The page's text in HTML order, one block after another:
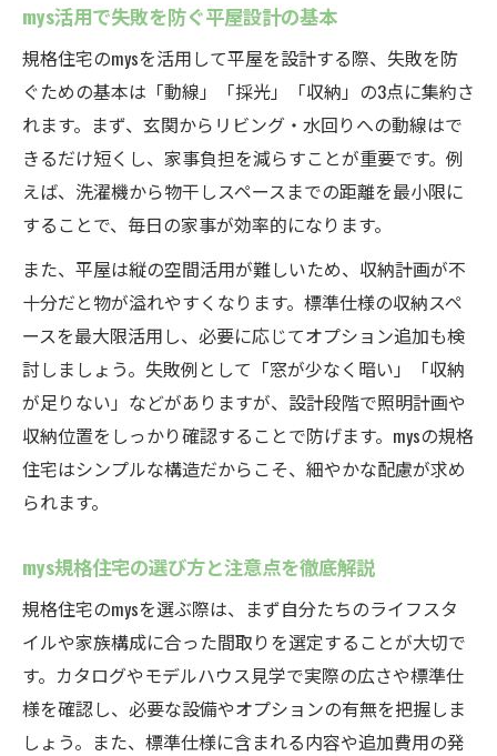
mys活用で失敗を防ぐ平屋設計の基本
規格住宅のmysを活用して平屋を設計する際、失敗を防
ぐための基本は「動線」「採光」「収納」の3点に集約さ
れます。まず、玄関からリビング・水回りへの動線はで
きるだけ短くし、家事負担を減らすことが重要です。例
えば、洗濯機から物干しスペースまでの距離を最小限に
することで、毎日の家事が効率的になります。
また、平屋は縦の空間活用が難しいため、収納計画が不
十分だと物が溢れやすくなります。標準仕様の収納スペ
ースを最大限活用し、必要に応じてオプション追加も検
討しましょう。失敗例として「窓が少なく暗い」「収納
が足りない」などがありますが、設計段階で照明計画や
収納位置をしっかり確認することで防げます。mysの規格
住宅はシンプルな構造だからこそ、細やかな配慮が求め
られます。
mys規格住宅の選び方と注意点を徹底解説
規格住宅のmysを選ぶ際は、まず自分たちのライフスタ
イルや家族構成に合った間取りを選定することが大切で
す。カタログやモデルハウス見学で実際の広さや標準仕
様を確認し、必要な設備やオプションの有無を把握しま
しょう。また、標準仕様に含まれる内容や追加費用の発